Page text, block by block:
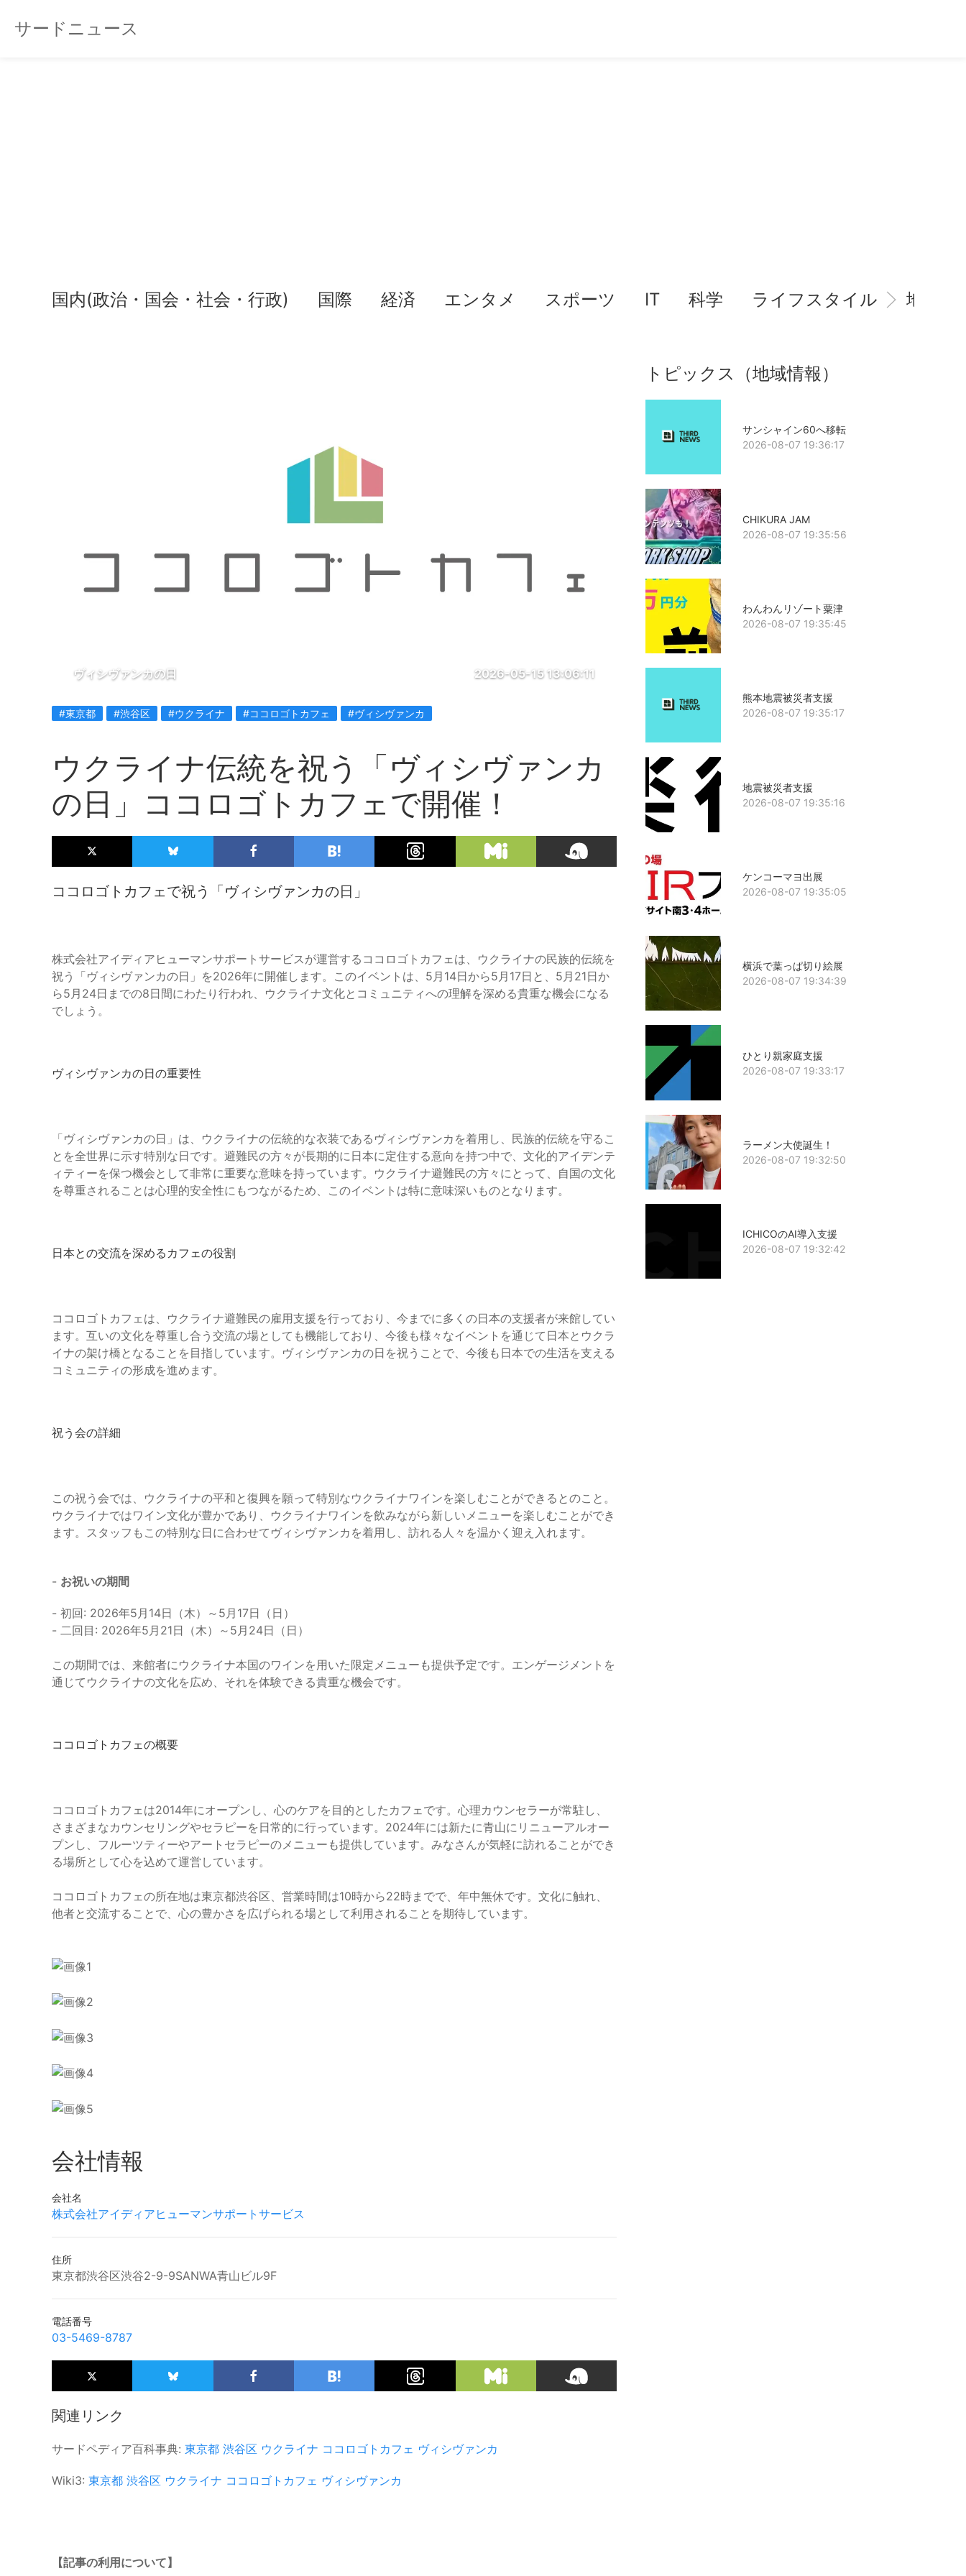
サードニュース
国内(政治・国会・社会・行政) 国際 経済 エンタメ スポーツ IT 科学 ライフスタイル 地域情
ヴィシヴァンカの日 2026-05-15 13:06:11
#東京都 #渋谷区 #ウクライナ #ココロゴトカフェ #ヴィシヴァンカ
ウクライナ伝統を祝う「ヴィシヴァンカ
の日」ココロゴトカフェで開催！
ココロゴトカフェで祝う「ヴィシヴァンカの日」
株式会社アイディアヒューマンサポートサービスが運営するココロゴトカフェは、ウクライナの民族的伝統を
祝う「ヴィシヴァンカの日」を2026年に開催します。このイベントは、5月14日から5月17日と、5月21日か
ら5月24日までの8日間にわたり行われ、ウクライナ文化とコミュニティへの理解を深める貴重な機会になる
でしょう。
ヴィシヴァンカの日の重要性
「ヴィシヴァンカの日」は、ウクライナの伝統的な衣装であるヴィシヴァンカを着用し、民族的伝統を守るこ
とを全世界に示す特別な日です。避難民の方々が長期的に日本に定住する意向を持つ中で、文化的アイデンテ
ィティーを保つ機会として非常に重要な意味を持っています。ウクライナ避難民の方々にとって、自国の文化
を尊重されることは心理的安全性にもつながるため、このイベントは特に意味深いものとなります。
日本との交流を深めるカフェの役割
ココロゴトカフェは、ウクライナ避難民の雇用支援を行っており、今までに多くの日本の支援者が来館してい
ます。互いの文化を尊重し合う交流の場としても機能しており、今後も様々なイベントを通じて日本とウクラ
イナの架け橋となることを目指しています。ヴィシヴァンカの日を祝うことで、今後も日本での生活を支える
コミュニティの形成を進めます。
祝う会の詳細
この祝う会では、ウクライナの平和と復興を願って特別なウクライナワインを楽しむことができるとのこと。
ウクライナではワイン文化が豊かであり、ウクライナワインを飲みながら新しいメニューを楽しむことができ
ます。スタッフもこの特別な日に合わせてヴィシヴァンカを着用し、訪れる人々を温かく迎え入れます。
- お祝いの期間
- 初回: 2026年5月14日（木）～5月17日（日）
- 二回目: 2026年5月21日（木）～5月24日（日）
この期間では、来館者にウクライナ本国のワインを用いた限定メニューも提供予定です。エンゲージメントを
通じてウクライナの文化を広め、それを体験できる貴重な機会です。
ココロゴトカフェの概要
ココロゴトカフェは2014年にオープンし、心のケアを目的としたカフェです。心理カウンセラーが常駐し、
さまざまなカウンセリングやセラピーを日常的に行っています。2024年には新たに青山にリニューアルオー
プンし、フルーツティーやアートセラピーのメニューも提供しています。みなさんが気軽に訪れることができ
る場所として心を込めて運営しています。
ココロゴトカフェの所在地は東京都渋谷区、営業時間は10時から22時までで、年中無休です。文化に触れ、
他者と交流することで、心の豊かさを広げられる場として利用されることを期待しています。
会社情報
会社名
株式会社アイディアヒューマンサポートサービス
住所
東京都渋谷区渋谷2-9-9SANWA青山ビル9F
電話番号
03-5469-8787
関連リンク
サードペディア百科事典: 東京都 渋谷区 ウクライナ ココロゴトカフェ ヴィシヴァンカ
Wiki3: 東京都 渋谷区 ウクライナ ココロゴトカフェ ヴィシヴァンカ
トピックス（地域情報）
サンシャイン60へ移転
2026-08-07 19:36:17
CHIKURA JAM
2026-08-07 19:35:56
わんわんリゾート粟津
2026-08-07 19:35:45
熊本地震被災者支援
2026-08-07 19:35:17
地震被災者支援
2026-08-07 19:35:16
ケンコーマヨ出展
2026-08-07 19:35:05
横浜で葉っぱ切り絵展
2026-08-07 19:34:39
ひとり親家庭支援
2026-08-07 19:33:17
ラーメン大使誕生！
2026-08-07 19:32:50
ICHICOのAI導入支援
2026-08-07 19:32:42
【記事の利用について】